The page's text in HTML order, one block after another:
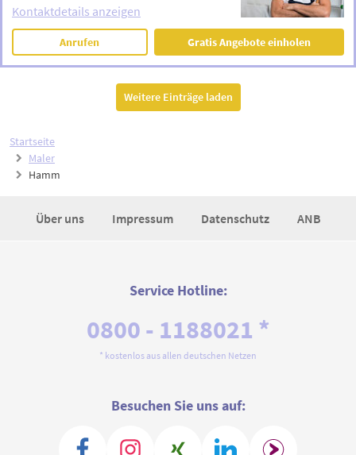
Startseite
Maler
Hamm
Kontaktdetails anzeigen
Anrufen Gratis Angebote einholen
Weitere Einträge laden
Über uns Impressum Datenschutz ANB
Service Hotline:
0800 - 1188021 *
* kostenlos aus allen deutschen Netzen
Besuchen Sie uns auf: